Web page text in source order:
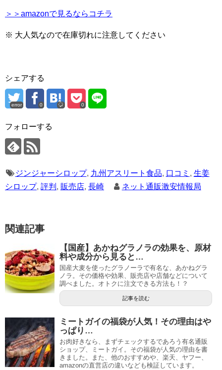
＞＞amazonで見るならコチラ
※ 大人気なので在庫切れに注意してください
シェアする
error 0 0
フォローする
ジンジャーシロップ, 九州アスリート食品, 口コミ , 生姜
シロップ, 評判 , 販売店, 長崎 ネット通販激安情報局
関連記事
【国産】あかねグラノラの効果を、原材
料や成分から見ると…
国産大麦を使ったグラノーラで有名な、あかねグラ
ノラ。その価格や効果、販売店や店舗などについて
調べました。オトクに注文できる方法も！？
記事を読む
ミートガイの福袋が人気！その理由はや
っぱり…
お肉好きなら、まずチェックするであろう有名通販
ショップ、ミートガイ。その福袋が人気の理由を書
きました。また、他のおすすめや、楽天、ヤフー、
amazonの直営店の違いなども検証しています。